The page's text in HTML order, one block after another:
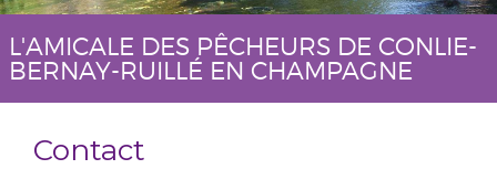
L'AMICALE DES PÊCHEURS DE CONLIE-
BERNAY-RUILLÉ EN CHAMPAGNE
Contact